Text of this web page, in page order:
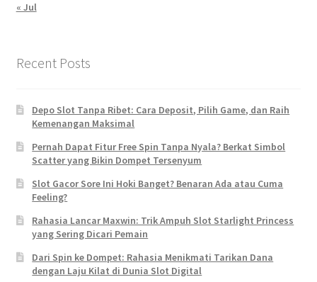
« Jul
Recent Posts
Depo Slot Tanpa Ribet: Cara Deposit, Pilih Game, dan Raih
Kemenangan Maksimal
Pernah Dapat Fitur Free Spin Tanpa Nyala? Berkat Simbol
Scatter yang Bikin Dompet Tersenyum
Slot Gacor Sore Ini Hoki Banget? Benaran Ada atau Cuma
Feeling?
Rahasia Lancar Maxwin: Trik Ampuh Slot Starlight Princess
yang Sering Dicari Pemain
Dari Spin ke Dompet: Rahasia Menikmati Tarikan Dana
dengan Laju Kilat di Dunia Slot Digital